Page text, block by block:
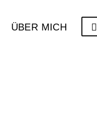
ÜBER MICH